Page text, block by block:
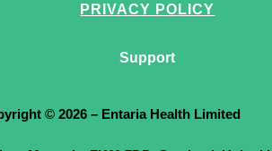
PRIVACY POLICY
Support
© 2026 – Entaria Health Limited